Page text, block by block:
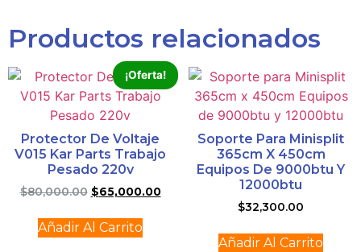
Productos relacionados
¡Oferta!
Protector De Voltaje
V015 Kar Parts Trabajo
Pesado 220v
$80,000.00 $65,000.00
Añadir Al Carrito
Soporte Para Minisplit
365cm X 450cm
Equipos De 9000btu Y
12000btu
$32,300.00
Añadir Al Carrito